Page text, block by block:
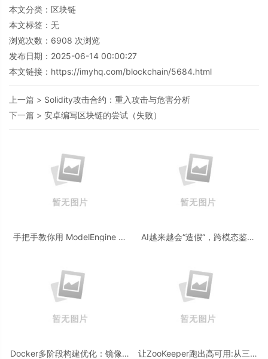
本文分类： 区块链
本文标签：无
浏览次数： 6908 次浏览
发布日期：2025-06-14 00:00:27
本文链接： https://imyhq.com/blockchain/5684.html
上一篇 > Solidity攻击合约：重入攻击与危害分析
下一篇 > 安卓编写区块链的尝试（失败）
手把手教你用 ModelEngine 打
AI越来越会“造假“，跨模态鉴伪
Docker多阶段构建优化：镜像体
让ZooKeeper跑出高可用:从三节